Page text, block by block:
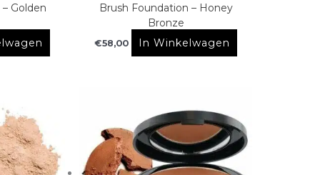
Golden
Brush Foundation – Honey
Bronze
€58,00 In Winkelwagen